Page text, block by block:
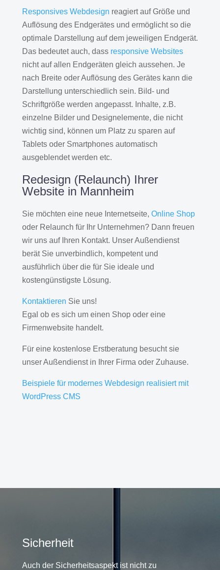
Responsives Webdesign reagiert auf Größe und
Auflösung des Endgerätes und ermöglicht so die
optimale Darstellung auf dem jeweiligen Endgerät.
Das bedeutet auch, dass responsive Websites
nicht auf allen Endgeräten gleich aussehen. Je
nach Breite oder Auflösung des Gerätes kann die
Darstellung unterschiedlich sein. Bild- und
Schriftgröße werden angepasst. Inhalte, z.B.
einzelne Bilder und Designelemente, die nicht
wichtig sind, können um Platz zu sparen auf
Tablets oder Smartphones automatisch
ausgeblendet werden etc.
Redesign (Relaunch) Ihrer
Website in Mannheim
Sie möchten eine neue Internetseite, Online Shop
oder Relaunch für Ihr Unternehmen? Dann freuen
wir uns auf Ihren Kontakt. Unser Außendienst
berät Sie unverbindlich, kompetent und
ausführlich über die für Sie ideale und
kostengünstigste Lösung.
Kontaktieren Sie uns!
Egal ob es sich um einen Shop oder eine
Firmenwebsite handelt.
Für eine kostenlose Erstberatung besucht sie
unser Außendienst in Ihrer Firma oder Zuhause.
Beispiele für modernes Webdesign realisiert mit
WordPress CMS
Sicherheit
Auch der Sicherheitsaspekt ist nicht zu